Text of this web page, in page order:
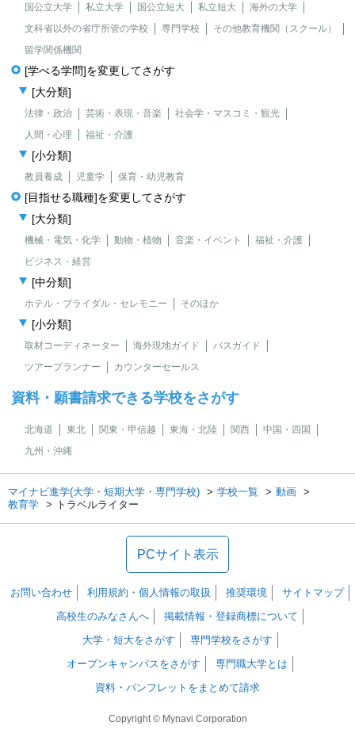
国公立大学 私立大学 国公立短大 私立短大
海外の大学
文科省以外の省庁所管の学校
専門学校
その他教育機関（スクール）
留学関係機関
[学べる学問]を変更してさがす
[大分類]
法律・政治 芸術・表現・音楽
社会学・マスコミ・観光
人間・心理
福祉・介護
[小分類]
教員養成 児童学 保育・幼児教育
[目指せる職種]を変更してさがす
[大分類]
機械・電気・化学 動物・植物 音楽・イベント
福祉・介護
ビジネス・経営
[中分類]
ホテル・ブライダル・セレモニー そのほか
[小分類]
取材コーディネーター 海外現地ガイド
バスガイド
ツアープランナー
カウンターセールス
資料・願書請求できる学校をさがす
北海道 東北 関東・甲信越 東海・北陸 関西
中国・四国
九州・沖縄
マイナビ進学(大学・短期大学・専門学校) 学校一覧
動画
教育学
トラベルライター
PCサイト表示
お問い合わせ 利用規約・個人情報の取扱 推奨環境
サイトマップ
高校生のみなさんへ
掲載情報・登録商標について
大学・短大をさがす
専門学校をさがす
オープンキャンパスをさがす
専門職大学とは
資料・パンフレットをまとめて請求
Copyright © Mynavi Corporation